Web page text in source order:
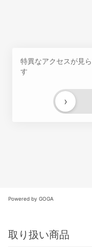
特異なアクセスが見
す
›
Powered by GOGA
取り扱い商品